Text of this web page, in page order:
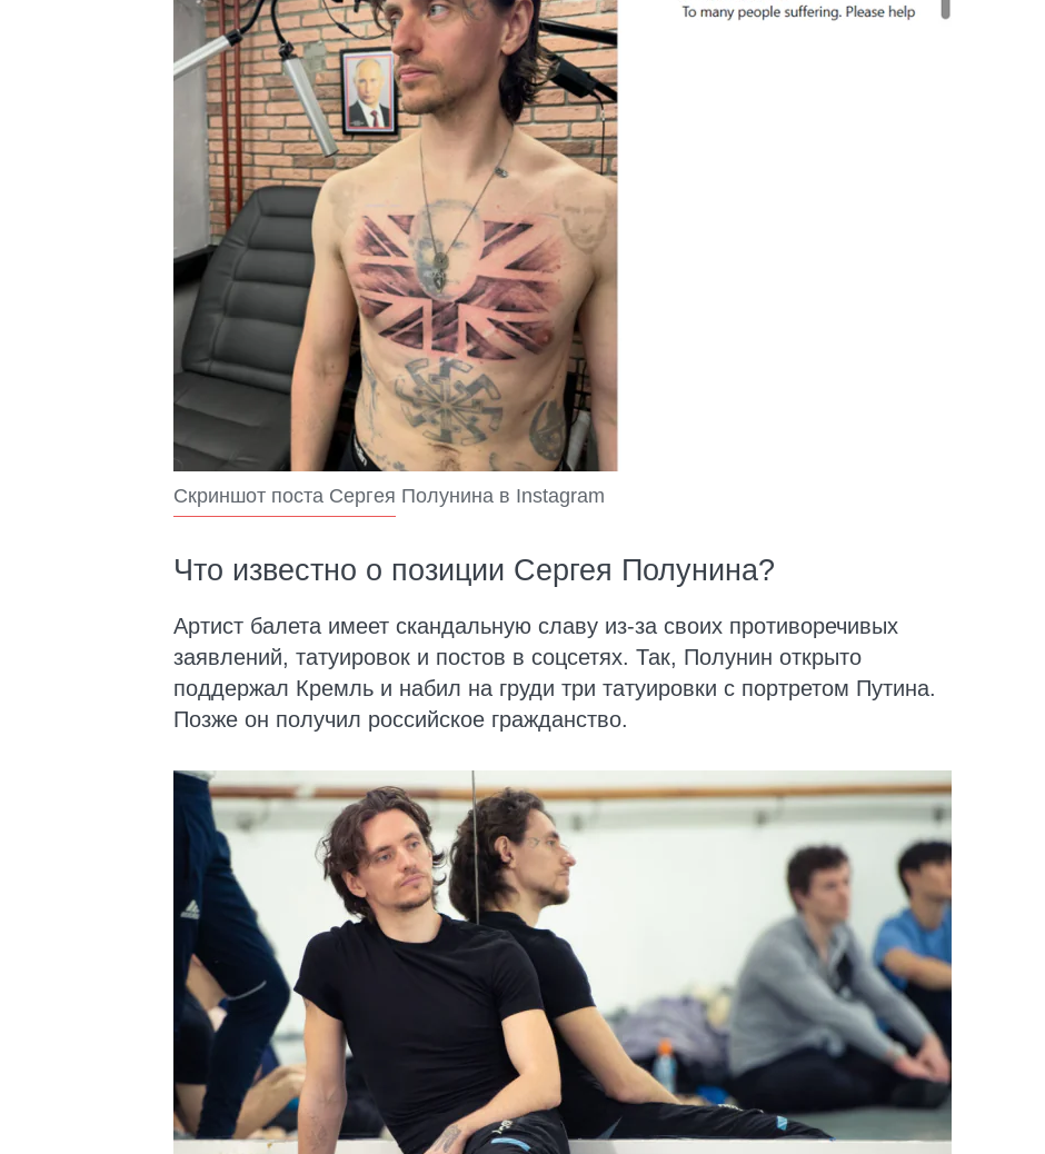
Скриншот поста Сергея Полунина в Instagram
Что известно о позиции Сергея Полунина?
Артист балета имеет скандальную славу из-за своих противоречивых
заявлений, татуировок и постов в соцсетях. Так, Полунин открыто
поддержал Кремль и набил на груди три татуировки с портретом Путина.
Позже он получил российское гражданство.